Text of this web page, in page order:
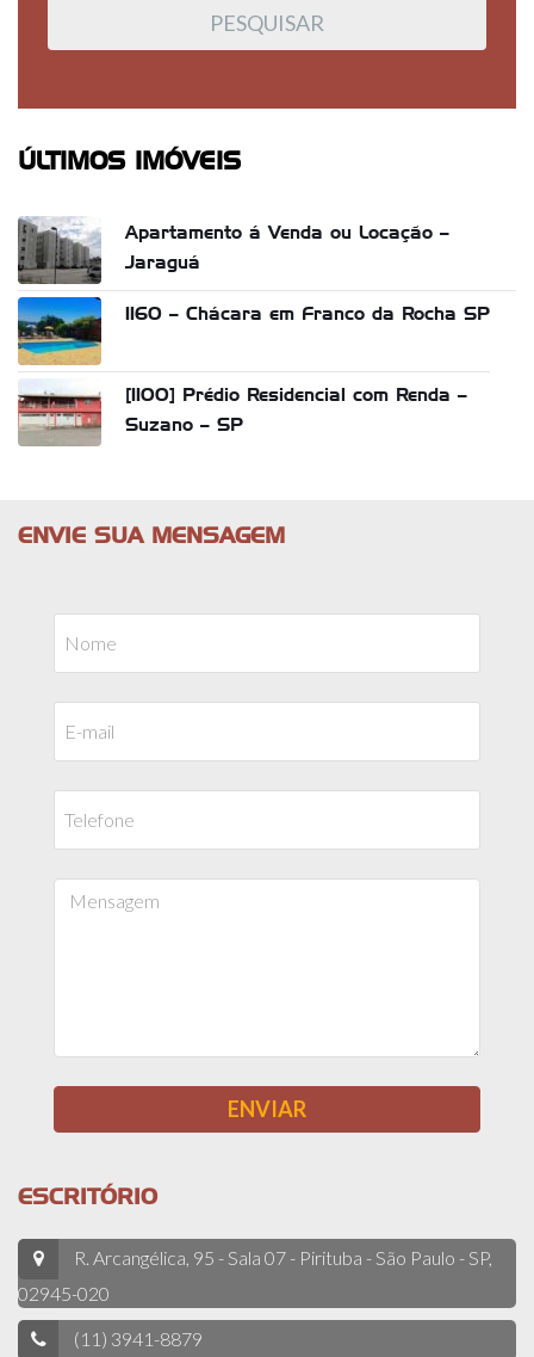
ÚLTIMOS IMÓVEIS
Apartamento á Venda ou Locação –
Jaraguá
1160 – Chácara em Franco da Rocha SP
[1100] Prédio Residencial com Renda –
Suzano – SP
ENVIE SUA MENSAGEM
ESCRITÓRIO
R. Arcangélica, 95 - Sala 07 - Pirituba - São Paulo - SP,
02945-020
(11) 3941-8879